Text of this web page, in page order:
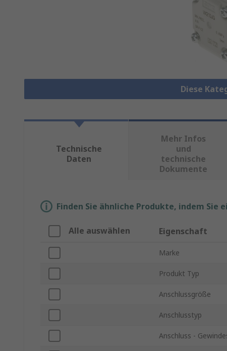
Diese
Technische
Daten
Mehr Infos
und
technische
Dokumente
Finden Sie ähnliche Produkte, indem Sie
Alle auswählen Eigenschaft
Marke
Produkt Typ
Anschlussgröße
Anschlusstyp
Anschluss -